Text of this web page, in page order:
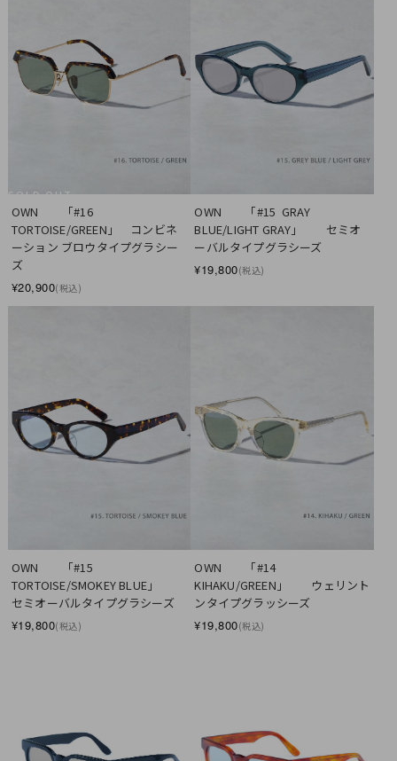
SOLD OUT
OWN　　「#16
TORTOISE/GREEN」　コンビネ
ーション ブロウタイプグラシー
ズ
¥20,900(税込)
OWN　　「#15  GRAY
BLUE/LIGHT GRAY」　　セミオ
ーバルタイプグラシーズ
¥19,800(税込)
OWN　　「#15
TORTOISE/SMOKEY BLUE」
セミオーバルタイプグラシーズ
¥19,800(税込)
OWN　　「#14
KIHAKU/GREEN」　　ウェリント
ンタイプグラッシーズ
¥19,800(税込)